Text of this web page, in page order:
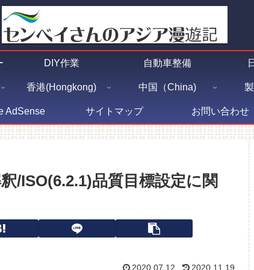
DIY作業 自動車整備
香港(Hongkong) 中国（China)
AdSense サイトマップ お問い合わせ
/ISO(6.2.1)品質目標設定に関
2020.07.12 2020.11.19